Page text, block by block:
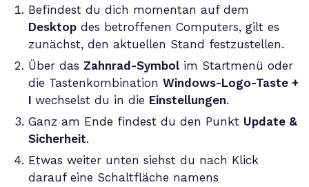
Befindest du dich momentan auf dem
Desktopdes betroffenen Computers, gilt es
zunächst, den aktuellen Stand festzustellen.
Über das Zahnrad-Symbolim Startmenü oder
die Tastenkombination Windows-Logo-Taste +
I wechselst du in die Einstellungen.
Ganz am Ende findest du den Punkt Update &
Sicherheit.
Etwas weiter unten siehst du nach Klick
darauf eine Schaltfläche namens